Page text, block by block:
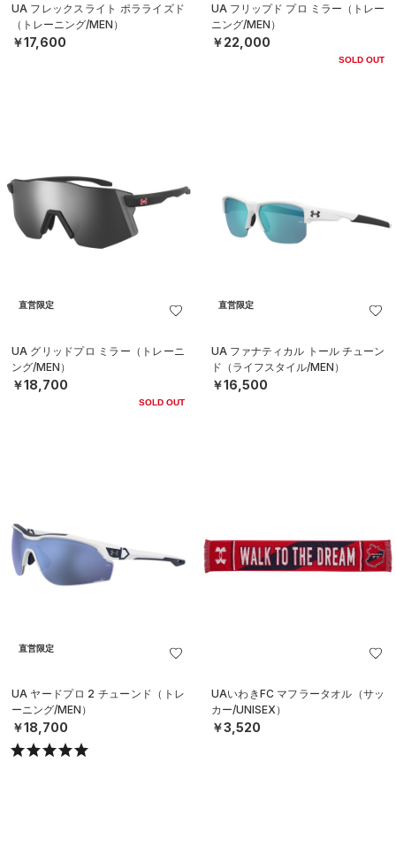
UA フレックスライト ポラライズド
（トレーニング/MEN）
￥17,600
UA フリップド プロ ミラー（トレー
ニング/MEN）
￥22,000
SOLD OUT
直営限定
UA グリッドプロ ミラー（トレーニ
ング/MEN）
￥18,700
SOLD OUT
直営限定
UA ファナティカル トール チューン
ド（ライフスタイル/MEN）
￥16,500
直営限定
UA ヤードプロ 2 チューンド（トレ
ーニング/MEN）
￥18,700
UAいわきFC マフラータオル（サッ
カー/UNISEX）
￥3,520